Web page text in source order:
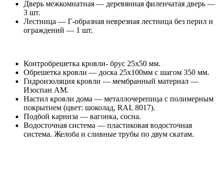
Дверь межкомнатная — деревянная филенчатая дверь —
3 шт.
Лестница — Г-образная неврезная лестница без перил и
ограждений — 1 шт.
Контробрешетка кровли- брус 25х50 мм.
Обрешетка кровли — доска 25х100мм с шагом 350 мм.
Гидроизоляция кровли — мембранный материал —
Изоспан АМ.
Настил кровли дома — металлочерепица с полимерным
покрытием (цвет: шоколад, RAL 8017).
Подбой карниза — вагонка, сосна.
Водосточная система — пластиковая водосточная
система. Желоба и сливные трубы по двум скатам.